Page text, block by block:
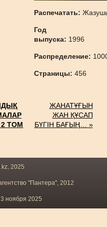
Распечатать:
Год
выпуска: 1996
Распределение:
Страницы:456
ТОМ
ЖАНАТҰҒЫН
ЖАН ҚҰСАП
БҮГІН БАҒЫҢ… »
2025
"Пантера", 2012
ноября 2025